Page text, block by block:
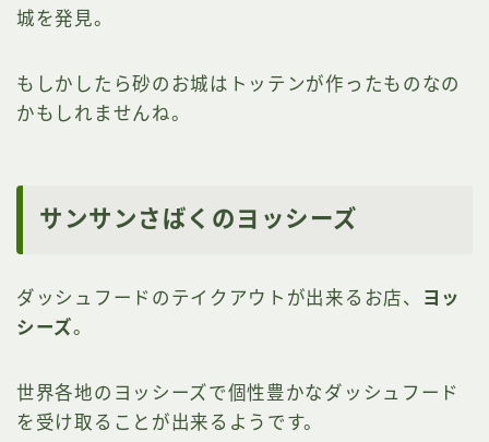
城を発見。
もしかしたら砂のお城はトッテンが作ったものなの
かもしれませんね。
サンサンさばくのヨッシーズ
ダッシュフードのテイクアウトが出来るお店、
ヨッ
シーズ。
世界各地のヨッシーズで個性豊かなダッシュフード
を受け取ることが出来るようです。